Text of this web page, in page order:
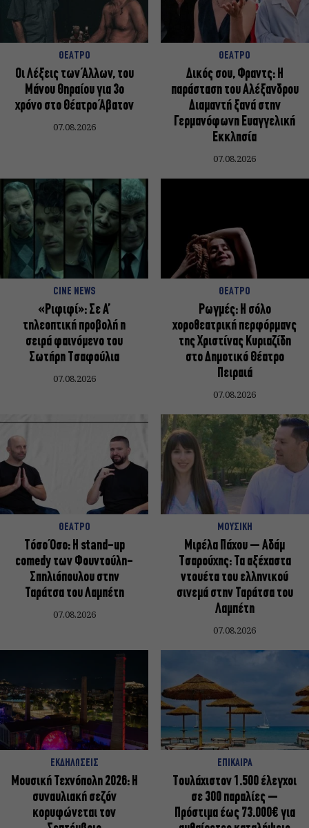
ΘΕΑΤΡΟ
Οι Λέξεις των Άλλων, του
Μάνου Θηραίου για 3ο
χρόνο στο Θέατρο Άβατον
07.08.2026
ΘΕΑΤΡΟ
Δικός σου, Φραντς: Η
παράσταση του Αλέξανδρου
Διαμαντή ξανά στην
Γερμανόφωνη Ευαγγελική
Εκκλησία
07.08.2026
CINE NEWS
«Ριφιφί»: Σε Α’
τηλεοπτική προβολή η
σειρά φαινόμενο του
Σωτήρη Τσαφούλια
07.08.2026
ΘΕΑΤΡΟ
Ρωγμές: Η σόλο
χοροθεατρική περφόρμανς
της Χριστίνας Κυριαζίδη
στο Δημοτικό Θέατρο
Πειραιά
07.08.2026
ΘΕΑΤΡΟ
Τόσο Όσο: Η stand-up
comedy των Φουντούλη-
Σπηλιόπουλου στην
Ταράτσα του Λαμπέτη
07.08.2026
ΜΟΥΣΙΚΗ
Μιρέλα Πάχου – Αδάμ
Τσαρούχης: Τα αξέχαστα
ντουέτα του ελληνικού
σινεμά στην Ταράτσα του
Λαμπέτη
07.08.2026
ΕΚΔΗΛΩΣΕΙΣ
Μουσική Τεχνόπολη 2026: Η
συναυλιακή σεζόν
κορυφώνεται τον
ΕΠΙΚΑΙΡΑ
Τουλάχιστον 1.500 έλεγχοι
σε 300 παραλίες –
Πρόστιμα έως 73.000€ για